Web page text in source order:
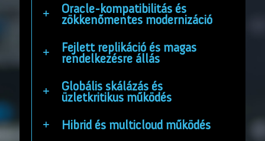
Oracle-kompatibilitás és
zökkenőmentes modernizáció
Fejlett replikáció és magas
rendelkezésre állás
Globális skálázás és
üzletkritikus működés
Hibrid és multicloud működés